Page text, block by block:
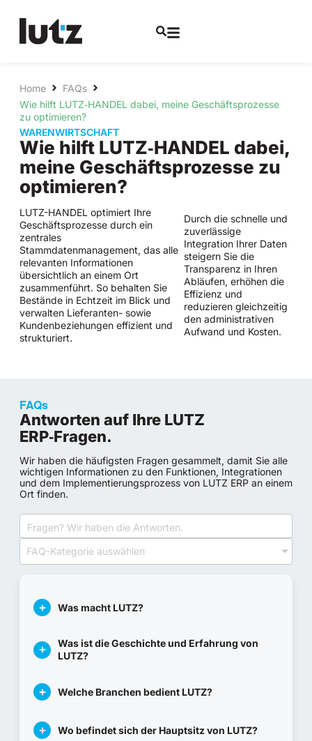
Home
FAQs
Wie hilft LUTZ‑HANDEL dabei, meine Geschäftsprozesse
zu optimieren?
WARENWIRTSCHAFT
Wie hilft LUTZ‑HANDEL dabei,
meine Geschäftsprozesse zu
optimieren?
LUTZ-HANDEL optimiert Ihre
Geschäftsprozesse durch ein
zentrales
Stammdatenmanagement, das alle
relevanten Informationen
übersichtlich an einem Ort
zusammenführt. So behalten Sie
Bestände in Echtzeit im Blick und
verwalten Lieferanten- sowie
Kundenbeziehungen effizient und
strukturiert.
Durch die schnelle und
zuverlässige
Integration Ihrer Daten
steigern Sie die
Transparenz in Ihren
Abläufen, erhöhen die
Effizienz und
reduzieren gleichzeitig
den administrativen
Aufwand und Kosten.
FAQs
Antworten auf Ihre LUTZ
ERP‑Fragen.
Wir haben die häufigsten Fragen gesammelt, damit Sie alle
wichtigen Informationen zu den Funktionen, Integrationen
und dem Implementierungsprozess von LUTZ ERP an einem
Ort finden.
FAQ-Kategorie auswählen
Was macht LUTZ?
Was ist die Geschichte und Erfahrung von
LUTZ?
Welche Branchen bedient LUTZ?
Wo befindet sich der Hauptsitz von LUTZ?